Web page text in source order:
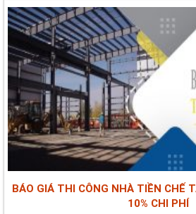
BÁO GIÁ THI CÔNG NHÀ TIỀN CHẾ
10% CHI PHÍ